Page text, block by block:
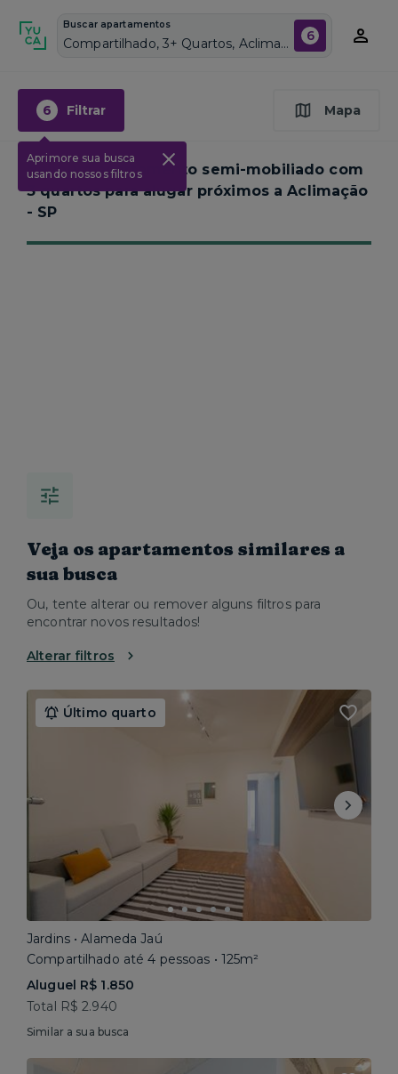
Buscar apartamentos
Compartilhado, 3+ Quartos, Aclimação, Vagas de garagem: Sim, Semi mobiliado, Piscina 6
6 Filtrar
Aprimore sua busca
usando nossos filtros
Mapa
Nenhum apartamento semi-mobiliado com
3 quartos para alugar próximos aAclimação
- SP
Veja os apartamentos similares a
sua busca
Ou, tente alterar ou remover alguns filtros para
encontrar novos resultados!
Alterar filtros
Último quarto
Jardins • Alameda Jaú
Compartilhado até 4 pessoas • 125m²
Aluguel R$ 1.850
Total R$ 2.940
Similar a sua busca